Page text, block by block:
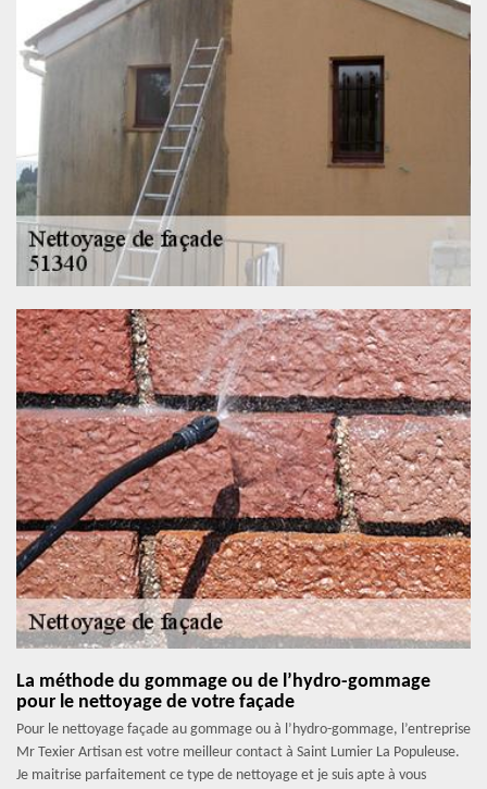
La méthode du gommage ou de l’hydro-gommage
pour le nettoyage de votre façade
Pour le nettoyage façade au gommage ou à l’hydro-gommage, l’entreprise
Mr Texier Artisan est votre meilleur contact à Saint Lumier La Populeuse.
Je maitrise parfaitement ce type de nettoyage et je suis apte à vous